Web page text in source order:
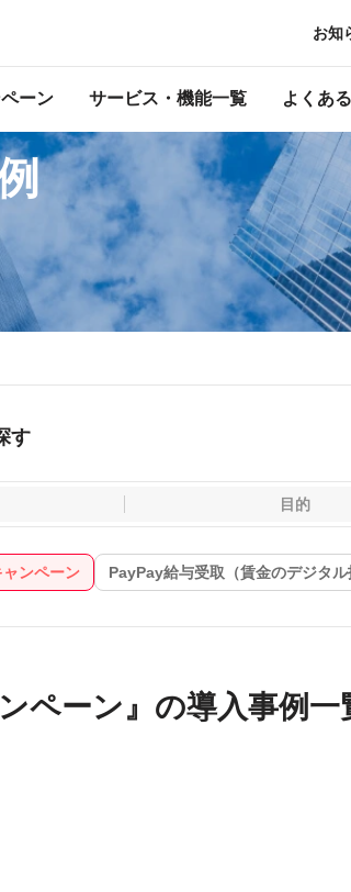
ーン サービス・機能一覧 よくあ
お知
す
目的
ンペーン PayPay給与受取（賃金のデジタル
ペーン』の導入事例一